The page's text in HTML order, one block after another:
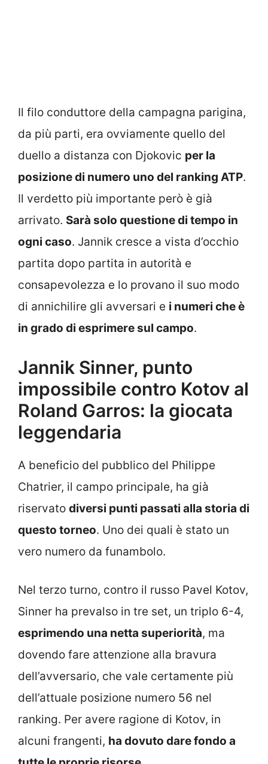
Il filo conduttore della campagna parigina,
da più parti, era ovviamente quello del
duello a distanza con Djokovic per la
posizione di numero uno del ranking ATP.
Il verdetto più importante però è già
arrivato. Sarà solo questione di tempo in
ogni caso. Jannik cresce a vista d’occhio
partita dopo partita in autorità e
consapevolezza e lo provano il suo modo
di annichilire gli avversari e i numeri che è
in grado di esprimere sul campo.
Jannik Sinner, punto
impossibile contro Kotov al
Roland Garros: la giocata
leggendaria
A beneficio del pubblico del Philippe
Chatrier, il campo principale, ha già
riservato diversi punti passati alla storia di
questo torneo. Uno dei quali è stato un
vero numero da funambolo.
Nel terzo turno, contro il russo Pavel Kotov,
Sinner ha prevalso in tre set, un triplo 6-4,
esprimendo una netta superiorità, ma
dovendo fare attenzione alla bravura
dell’avversario, che vale certamente più
dell’attuale posizione numero 56 nel
ranking. Per avere ragione di Kotov, in
alcuni frangenti, ha dovuto dare fondo a